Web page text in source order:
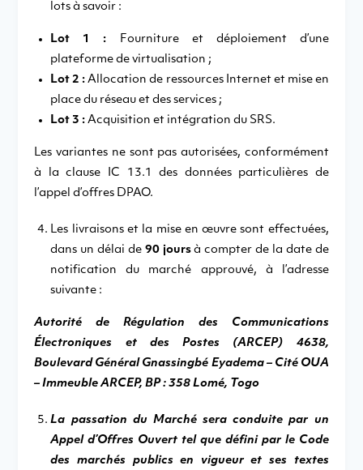
lots à savoir :
Lot 1 : Fourniture et déploiement d’une
plateforme de virtualisation ;
Lot 2 :Allocation de ressources Internet et mise en
place du réseau et des services ;
Lot 3 :Acquisition et intégration du SRS.
Les variantes ne sont pas autorisées, conformément
à la clause IC 13.1 des données particulières de
l’appel d’offres DPAO.
Les livraisons et la mise en œuvre sont effectuées,
dans un délai de 90 joursà compter de la date de
notification du marché approuvé, à l’adresse
suivante :
Autorité de Régulation des Communications
Électroniques et des Postes (ARCEP) 4638,
Boulevard Général Gnassingbé Eyadema – Cité OUA
– Immeuble ARCEP, BP : 358 Lomé, Togo
La passation du Marché sera conduite par un
Appel d’Offres Ouvert tel que défini par le Code
des marchés publics en vigueur et ses textes